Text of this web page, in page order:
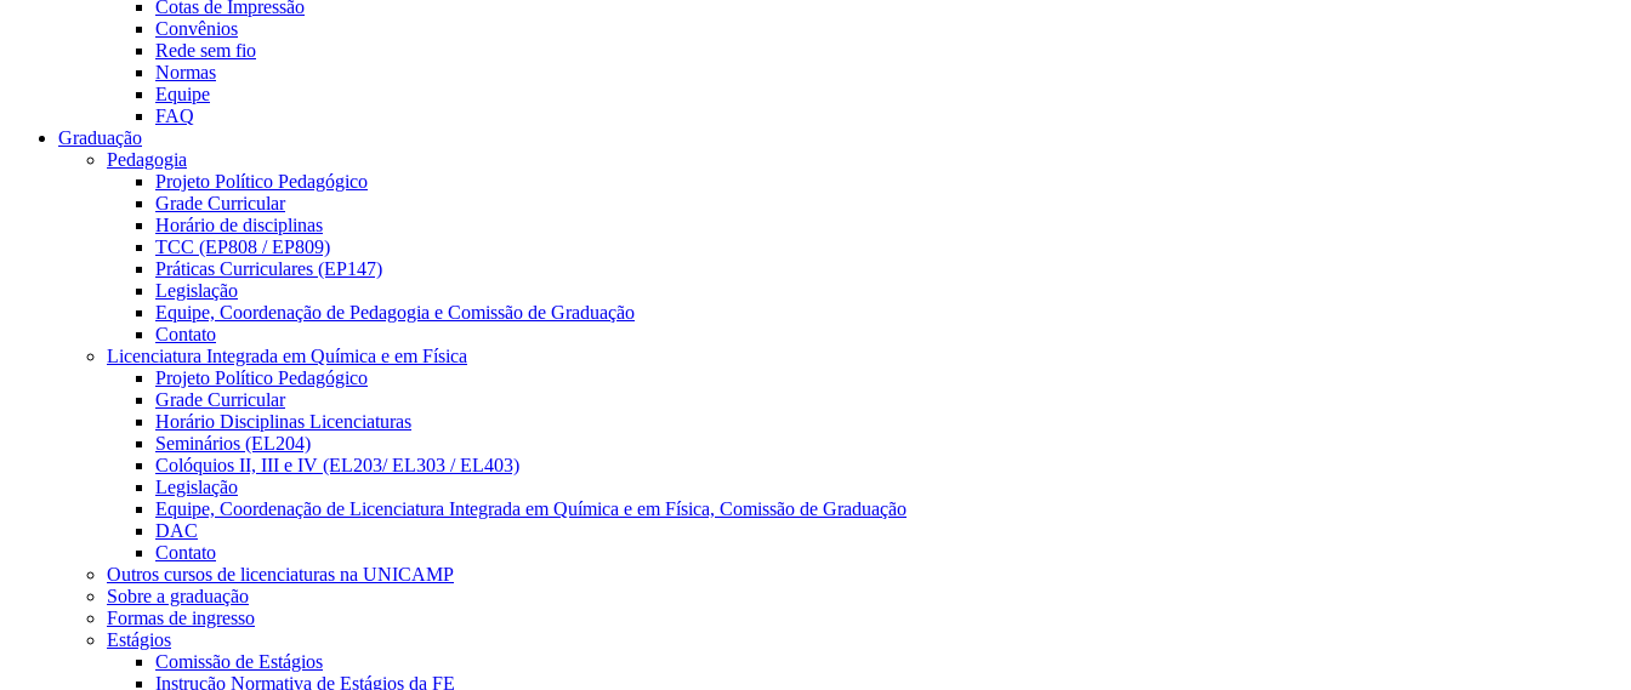
Cotas de Impressão
Convênios
Rede sem fio
Normas
Equipe
FAQ
Graduação
Pedagogia
Projeto Político Pedagógico
Grade Curricular
Horário de disciplinas
TCC (EP808 / EP809)
Práticas Curriculares (EP147)
Legislação
Equipe, Coordenação de Pedagogia e Comissão de Graduação
Contato
Licenciatura Integrada em Química e em Física
Projeto Político Pedagógico
Grade Curricular
Horário Disciplinas Licenciaturas
Seminários (EL204)
Colóquios II, III e IV (EL203/ EL303 / EL403)
Legislação
Equipe, Coordenação de Licenciatura Integrada em Química e em Física, Comissão de Graduação
DAC
Contato
Outros cursos de licenciaturas na UNICAMP
Sobre a graduação
Formas de ingresso
Estágios
Comissão de Estágios
Instrução Normativa de Estágios da FE